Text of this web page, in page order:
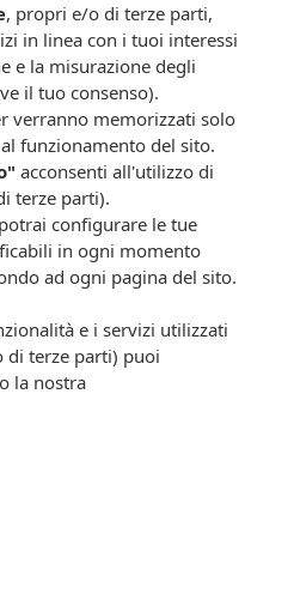
qualsiasi effetto indesiderato,
in questo foglio, si rivolga al
inoltre segnalare gli effetti
il sistema nazionale di
segnalazionireazioni-avverse.
lei può contribuire a
sulla sicurezza di questo
40G
, propri e/o di terze parti,
in linea con i tuoi interessi
e la misurazione degli
il tuo consenso).
verranno memorizzati solo
funzionamento del sito.
acconsenti all'utilizzo di
terze parti).
potrai configurare le tue
in ogni momento
ad ogni pagina del sito.
e i servizi utilizzati
di terze parti) puoi
la nostra